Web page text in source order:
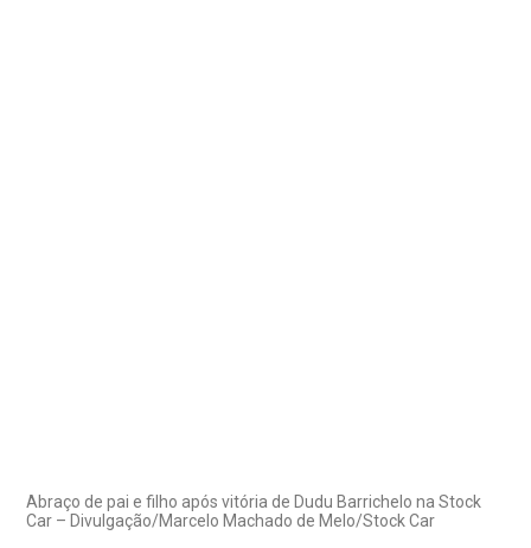
Abraço de pai e filho após vitória de Dudu Barrichelo na Stock
Car – Divulgação/Marcelo Machado de Melo/Stock Car